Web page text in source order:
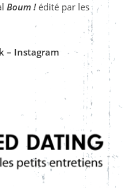
Boum !édité par les
– Instagram